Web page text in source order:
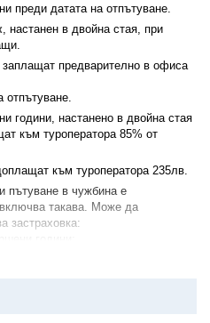
преди датата на отпътуване.
, настанен в двойна стая, при
заплащат предварително в офиса
отпътуване.
години, настанено в двойна стая
към туроператора 85% от
към туроператора 235лв.
пътуване в чужбина е
такава. Може да
застраховка:
години;
години;
в офис на България Травъл,
копие от полицата на валидна